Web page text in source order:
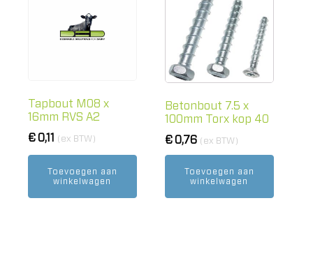
Tapbout M08 x
16mm RVS A2
€0,11 (ex BTW)
Toevoegen aan
winkelwagen
Betonbout 7.5 x
100mm Torx kop 40
€0,76 (ex BTW)
Toevoegen aan
winkelwagen